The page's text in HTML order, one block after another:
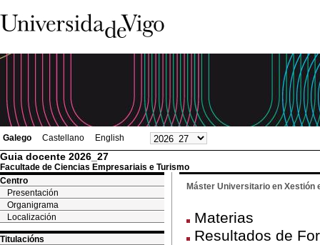
Galego Castellano English
Guia docente 2026_27
Facultade de Ciencias Empresariais e Turismo
Centro
Presentación
Organigrama
Localización
Titulacións
Máster Universitario en Xestión
Materias
Resultados de